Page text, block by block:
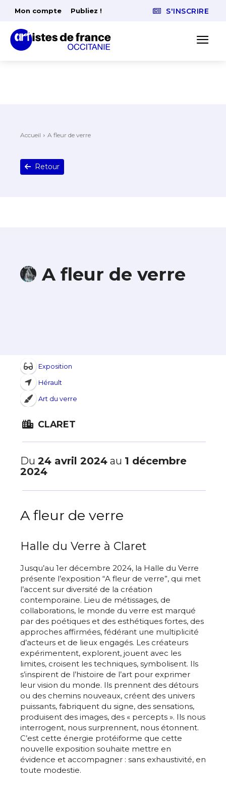
Mon compte Publiez ! S'INSCRIRE
Accueil A fleur de verre
Retour
A fleur de verre
Exposition
Hérault
Art du verre
CLARET
Du 24 avril 2024 au 1 décembre
2024
A fleur de verre
Halle du Verre à Claret
Jusqu’au 1er décembre 2024, la Halle du Verre
présente l’exposition “A fleur de verre”, qui met
l’accent sur diversité de la création
contemporaine. Lieu de métissages, de
collaborations, le monde du verre est marqué
par des poétiques et des esthétiques fortes, des
approches affirmées, fédérant une multiplicité
d’acteurs et de lieux engagés. Les créateurs
expérimentent, explorent, jouent avec les
limites, croisent les techniques, symbolisent. Ils
s’inspirent de l’histoire de l’art pour exprimer
leur vision du monde. Ils prennent des détours
ou des chemins nouveaux, créent des univers
puissants, fabriquent du signe, des sensations,
produisent des images, des « percepts ». Ils nous
interrogent, nous surprennent, nous étonnent.
C’est cette énergie protéiforme que cette
nouvelle exposition souhaite mettre en
évidence et accompagner : sans exhaustivité, en
toute modestie.